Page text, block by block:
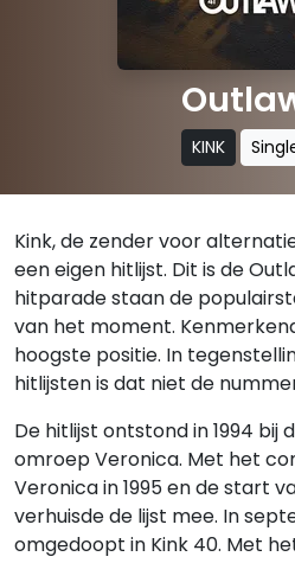
KINK
Kink, de zender voor
een eigen hitlijst. Dit is de
hitparade staan de
van het moment.
hoogste positie. In
hitlijsten is dat niet de
De hitlijst ontstond in 1994 bij
omroep Veronica. Met het
Veronica in 1995 en de start
verhuisde de lijst mee. In
omgedoopt in Kink 40. Met